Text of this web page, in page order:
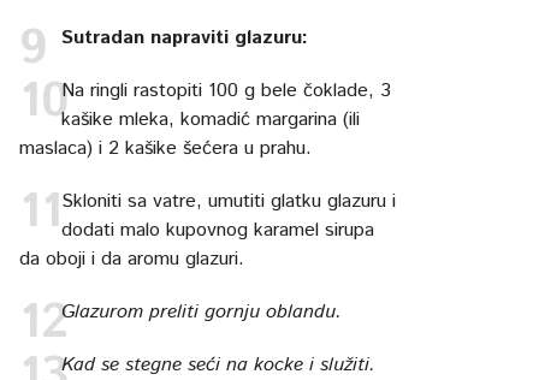
Sutradan napraviti glazuru:
Na ringli rastopiti 100 g bele čoklade, 3
kašike mleka, komadić margarina (ili
maslaca) i 2 kašike šećera u prahu.
Skloniti sa vatre, umutiti glatku glazuru i
dodati malo kupovnog karamel sirupa
da oboji i da aromu glazuri.
Glazurom preliti gornju oblandu.
Kad se stegne seći na kocke i služiti.